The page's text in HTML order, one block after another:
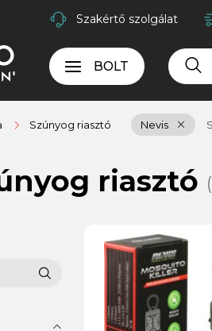
Szakértő szolgálat
BOLT
Szúnyog riasztó Nevis
riasztó